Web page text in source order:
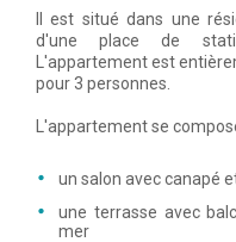
Il est situé dans une
d'une place de
L'appartement est
pour 3 personnes.
L'appartement se
un salon avec canapé
une terrasse avec
mer